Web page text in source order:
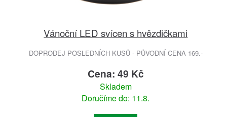
Vánoční LED svícen s hvězdičkami
DOPRODEJ POSLEDNÍCH KUSŮ - PŮVODNÍ CENA 169.-
Cena: 49 Kč
Skladem
Doručíme do: 11.8.